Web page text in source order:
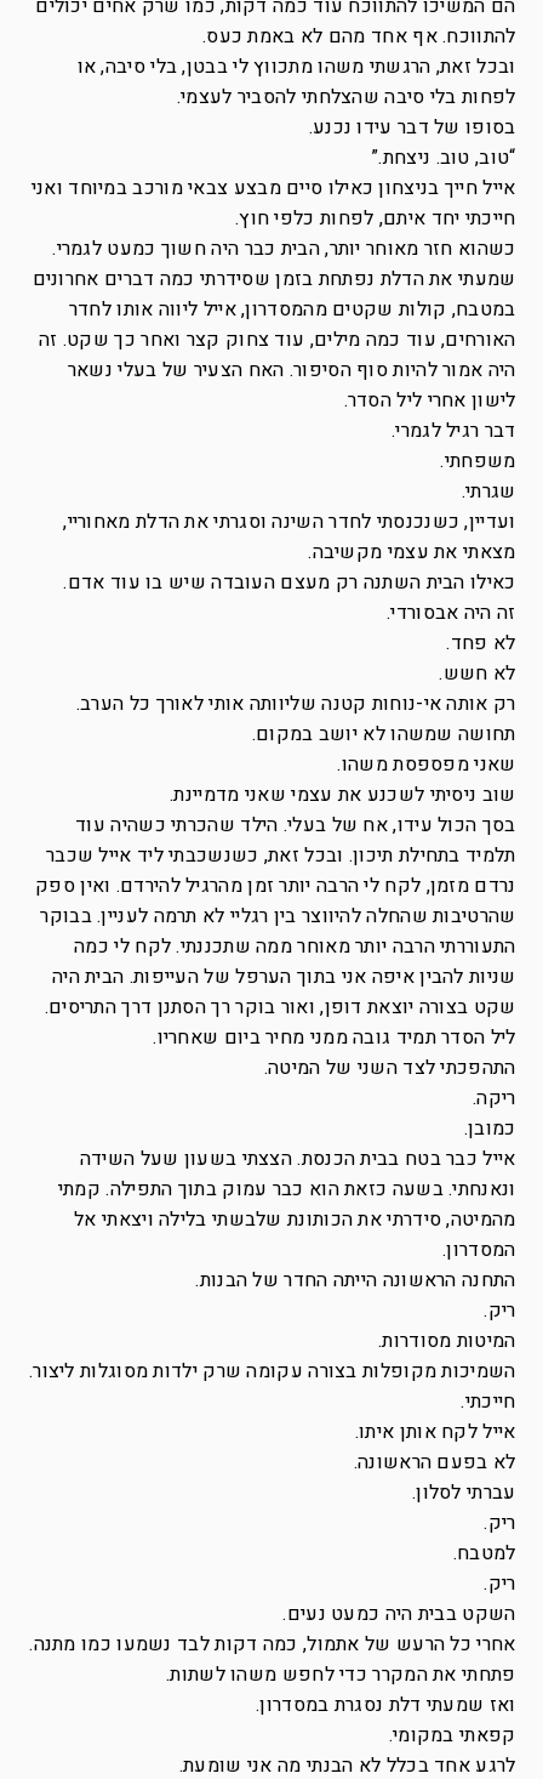
הם המשיכו להתווכח עוד כמה דקות, כמו שרק אחים יכולים
להתווכח. אף אחד מהם לא באמת כעס.
ובכל זאת, הרגשתי משהו מתכווץ לי בבטן, בלי סיבה, או
לפחות בלי סיבה שהצלחתי להסביר לעצמי.
בסופו של דבר עידו נכנע.
“טוב, טוב. ניצחת.”
אייל חייך בניצחון כאילו סיים מבצע צבאי מורכב במיוחד ואני
חייכתי יחד איתם, לפחות כלפי חוץ.
כשהוא חזר מאוחר יותר, הבית כבר היה חשוך כמעט לגמרי.
שמעתי את הדלת נפתחת בזמן שסידרתי כמה דברים אחרונים
במטבח, קולות שקטים מהמסדרון, אייל ליווה אותו לחדר
האורחים, עוד כמה מילים, עוד צחוק קצר ואחר כך שקט. זה
היה אמור להיות סוף הסיפור. האח הצעיר של בעלי נשאר
לישון אחרי ליל הסדר.
דבר רגיל לגמרי.
משפחתי.
שגרתי.
ועדיין, כשנכנסתי לחדר השינה וסגרתי את הדלת מאחוריי,
מצאתי את עצמי מקשיבה.
כאילו הבית השתנה רק מעצם העובדה שיש בו עוד אדם.
זה היה אבסורדי.
לא פחד.
לא חשש.
רק אותה אי-נוחות קטנה שליוותה אותי לאורך כל הערב.
תחושה שמשהו לא יושב במקום.
שאני מפספסת משהו.
שוב ניסיתי לשכנע את עצמי שאני מדמיינת.
בסך הכול עידו, אח של בעלי. הילד שהכרתי כשהיה עוד
תלמיד בתחילת תיכון. ובכל זאת, כשנשכבתי ליד אייל שכבר
נרדם מזמן, לקח לי הרבה יותר זמן מהרגיל להירדם. ואין ספק
שהרטיבות שהחלה להיווצר בין רגליי לא תרמה לעניין. בבוקר
התעוררתי הרבה יותר מאוחר ממה שתכננתי. לקח לי כמה
שניות להבין איפה אני בתוך הערפל של העייפות. הבית היה
שקט בצורה יוצאת דופן, ואור בוקר רך הסתנן דרך התריסים.
ליל הסדר תמיד גובה ממני מחיר ביום שאחריו.
התהפכתי לצד השני של המיטה.
ריקה.
כמובן.
אייל כבר בטח בבית הכנסת. הצצתי בשעון שעל השידה
ונאנחתי. בשעה כזאת הוא כבר עמוק בתוך התפילה. קמתי
מהמיטה, סידרתי את הכותונת שלבשתי בלילה ויצאתי אל
המסדרון.
התחנה הראשונה הייתה החדר של הבנות.
ריק.
המיטות מסודרות.
השמיכות מקופלות בצורה עקומה שרק ילדות מסוגלות ליצור.
חייכתי.
אייל לקח אותן איתו.
לא בפעם הראשונה.
עברתי לסלון.
ריק.
למטבח.
ריק.
השקט בבית היה כמעט נעים.
אחרי כל הרעש של אתמול, כמה דקות לבד נשמעו כמו מתנה.
פתחתי את המקרר כדי לחפש משהו לשתות.
ואז שמעתי דלת נסגרת במסדרון.
קפאתי במקומי.
לרגע אחד בכלל לא הבנתי מה אני שומעת.